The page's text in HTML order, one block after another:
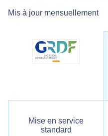
Mis à jour mensuellement
Mise en service
standard